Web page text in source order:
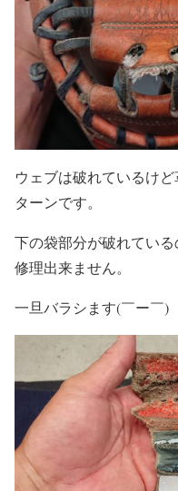
ウェブは破れているけ
ターンです。
下の袋部分が破れてい
修理出来ません。
一旦バラシます(￣ー￣)